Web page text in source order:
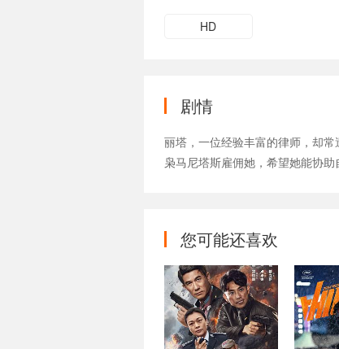
HD
剧情
丽塔，一位经验丰富的律师，却
枭马尼塔斯雇佣她，希望她能协
您可能还喜欢